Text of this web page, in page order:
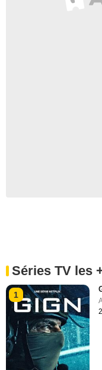
Séries TV les
1